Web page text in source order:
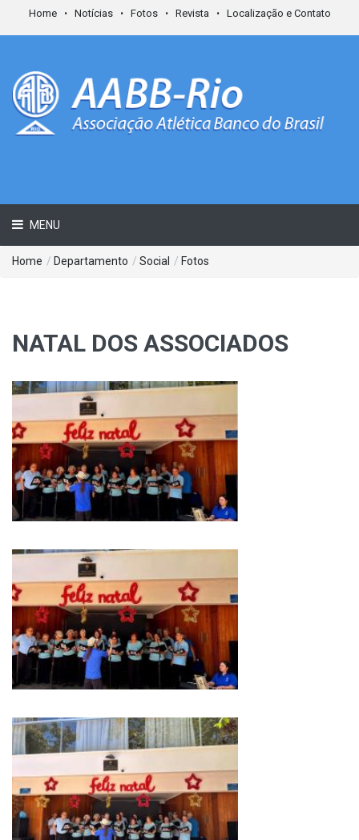
Home Notícias Fotos Revista Localização e Contato
MENU
Home / Departamento / Social / Fotos
NATAL DOS ASSOCIADOS